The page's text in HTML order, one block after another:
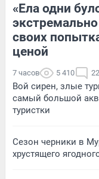
«Ела одни
своих
ценой
7 часов 5 410 22
Вой сирен, злые
самый большой
туристки
Сезон черники в
хрустящего